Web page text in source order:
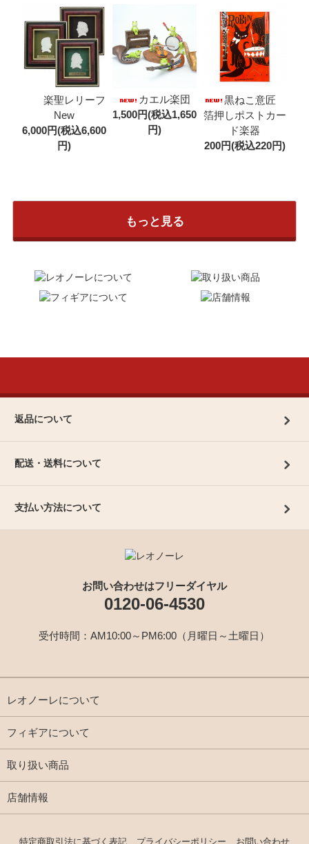
楽聖レリーフ
New
6,000円(税込6,600
円)
カエル楽団
1,500円(税込1,650
円)
黒ねこ意匠
箔押しポストカー
ド楽器
200円(税込220円)
もっと見る
返品について
配送・送料について
支払い方法について
お問い合わせはフリーダイヤル
0120-06-4530
受付時間：AM10:00～PM6:00（月曜日～土曜日）
レオノーレについて
フィギアについて
取り扱い商品
店舗情報
特定商取引法に基づく表記 プライバシーポリシー お問い合わせ